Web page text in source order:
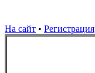
На сайт • Регистрация